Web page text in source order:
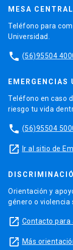
MESA CENTRAL
Teléfono para
Universidad.
phone (56)95504
EMERGENCIAS
Teléfono en caso
riesgo tu vida
phone (56)95504
launch Ir al sitio de
Orientación y
género o violencia
launch Contacto para
launch Más